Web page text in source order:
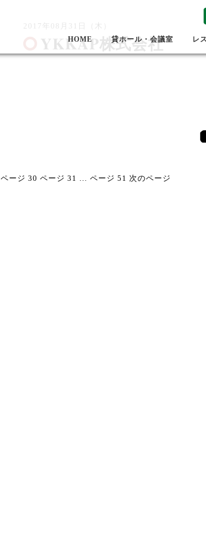
HOME 貸ホール・会議室 レ
2017年08月31日（木）
YKKAP株式会社
ページ 30 ページ 31 … ページ 51 次のページ